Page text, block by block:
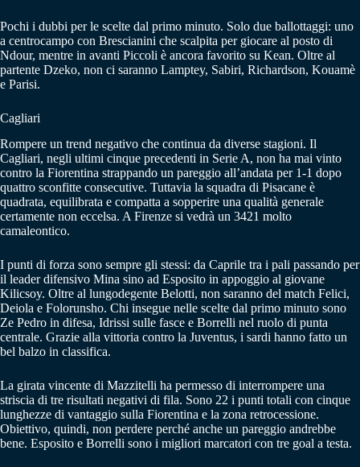
Pochi i dubbi per le scelte dal primo minuto. Solo due ballottaggi: uno
a centrocampo con Brescianini che scalpita per giocare al posto di
Ndour, mentre in avanti Piccoli è ancora favorito su Kean. Oltre al
partente Dzeko, non ci saranno Lamptey, Sabiri, Richardson, Kouamè
e Parisi.
Cagliari
Rompere un trend negativo che continua da diverse stagioni. Il
Cagliari, negli ultimi cinque precedenti in Serie A, non ha mai vinto
contro la Fiorentina strappando un pareggio all’andata per 1-1 dopo
quattro sconfitte consecutive. Tuttavia la squadra di Pisacane è
quadrata, equilibrata e compatta a sopperire una qualità generale
certamente non eccelsa. A Firenze si vedrà un 3421 molto
camaleontico.
I punti di forza sono sempre gli stessi: da Caprile tra i pali passando per
il leader difensivo Mina sino ad Esposito in appoggio al giovane
Kilicsoy. Oltre al lungodegente Belotti, non saranno del match Felici,
Deiola e Folorunsho. Chi insegue nelle scelte dal primo minuto sono
Ze Pedro in difesa, Idrissi sulle fasce e Borrelli nel ruolo di punta
centrale. Grazie alla vittoria contro la Juventus, i sardi hanno fatto un
bel balzo in classifica.
La girata vincente di Mazzitelli ha permesso di interrompere una
striscia di tre risultati negativi di fila. Sono 22 i punti totali con cinque
lunghezze di vantaggio sulla Fiorentina e la zona retrocessione.
Obiettivo, quindi, non perdere perché anche un pareggio andrebbe
bene. Esposito e Borrelli sono i migliori marcatori con tre goal a testa.